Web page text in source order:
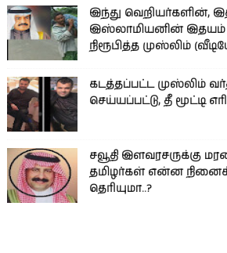
இந்து வெறியர்களின்,
இஸ்லாமியனின் இதயம்
நிரூபித்த முஸ்லிம்
கடத்தப்பட்ட முஸ்லிம்
செய்யப்பட்டு, தீ மூட்டி
சவூதி
தமிழர்கள் என்ன
தெரியுமா..?